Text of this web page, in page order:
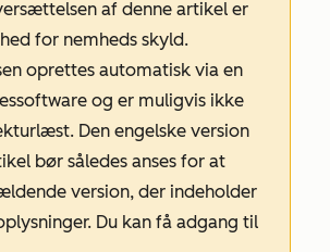
af denne artikel er
for nemheds skyld.
oprettes automatisk via en
og er muligvis ikke
Den engelske version
bør således anses for at
version, der indeholder
Du kan få adgang til